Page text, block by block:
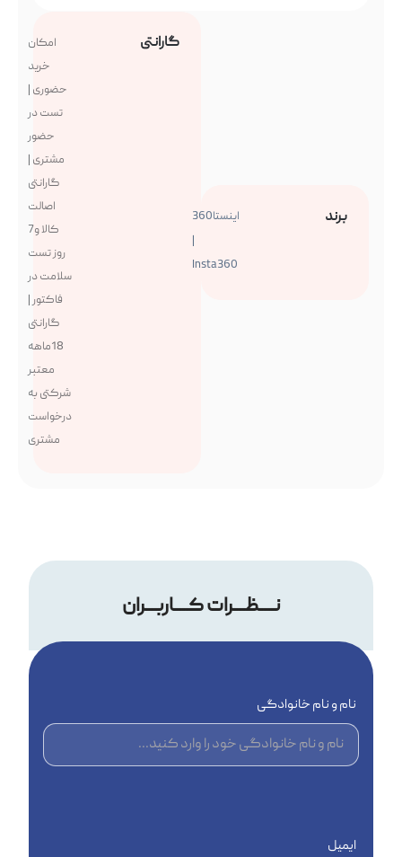
برند
اینستا360
|
Insta360
گارانتی
امکان
خرید
حضوری |
تست در
حضور
مشتری |
گارانتی
اصالت
کالا و7
روز تست
سلامت در
فاکتور |
گارانتی
18ماهه
معتبر
شرکتی به
درخواست
مشتری
نــــظـــرات کــــاربـــران
نام و نام خانوادگی
ایمیل